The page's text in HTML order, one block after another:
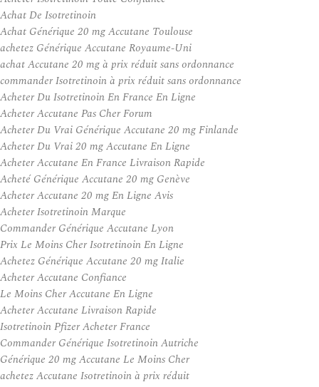
Achat De Isotretinoin
Achat Générique 20 mg Accutane Toulouse
achetez Générique Accutane Royaume-Uni
achat Accutane 20 mg à prix réduit sans ordonnance
commander Isotretinoin à prix réduit sans ordonnance
Acheter Du Isotretinoin En France En Ligne
Acheter Accutane Pas Cher Forum
Acheter Du Vrai Générique Accutane 20 mg Finlande
Acheter Du Vrai 20 mg Accutane En Ligne
Acheter Accutane En France Livraison Rapide
Acheté Générique Accutane 20 mg Genève
Acheter Accutane 20 mg En Ligne Avis
Acheter Isotretinoin Marque
Commander Générique Accutane Lyon
Prix Le Moins Cher Isotretinoin En Ligne
Achetez Générique Accutane 20 mg Italie
Acheter Accutane Confiance
Le Moins Cher Accutane En Ligne
Acheter Accutane Livraison Rapide
Isotretinoin Pfizer Acheter France
Commander Générique Isotretinoin Autriche
Générique 20 mg Accutane Le Moins Cher
achetez Accutane Isotretinoin à prix réduit